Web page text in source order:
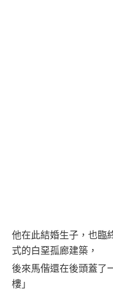
他在此結婚生子，也臨
式的白堊孤廊建築，
後來馬偕還在後頭蓋了
樓」